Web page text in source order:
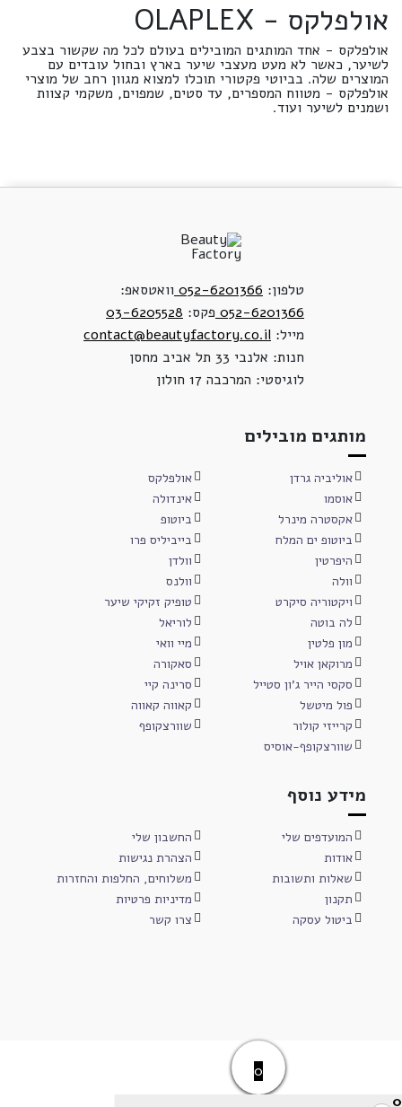
אולפלקס - OLAPLEX
אולפלקס - אחד המותגים המובילים בעולם לכל מה שקשור בצבע
לשיער, כאשר לא מעט מעצבי שיער בארץ ובחול עובדים עם
המוצרים שלה. בביוטי פקטורי תוכלו למצוא מגוון רחב של מוצרי
אולפלקס - מטווח המספרים, עד סטים, שמפוים, משקמי קצוות
ושמנים לשיער ועוד.
טלפון: 052-6201366 וואטסאפ:
052-6201366 פקס: 03-6205528
מייל: contact@beautyfactory.co.il
חנות: אלנבי 33 תל אביב מחסן
לוגיסטי: המרכבה 17 חולון
מותגים מובילים
אוליביה גרדן
אולפלקס
אוסמו
אינדולה
אקסטרה מינרל
ביוטופ
ביוטופ ים המלח
בייביליס פרו
היפרטין
וולדן
וולה
וולנס
ויקטוריה סיקרט
טופיק זקיקי שיער
לה בוטה
לוריאל
מון פלטין
מיי וואי
מרוקאן אויל
סאקורה
סקסי הייר ג'ון סטייל
סרינה קיי
פול מיטשל
קאווה קאווה
קרייזי קולור
שוורצקופף
שוורצקופף-אוסיס
מידע נוסף
המועדפים שלי
החשבון שלי
אודות
הצהרת נגישות
שאלות ותשובות
משלוחים, החלפות והחזרות
תקנון
מדיניות פרטיות
ביטול עסקה
צרו קשר
0
0